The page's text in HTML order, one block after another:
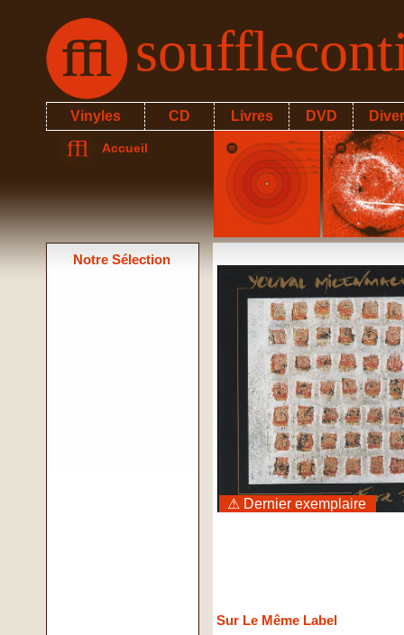
Vinyles CD Livres DVD
Accueil
Notre Sélection
⚠ Dernier exemplaire
Sur Le Même Label